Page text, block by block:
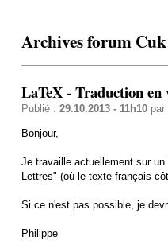
Archives forum
LaTeX - Traduction en
Publié : 29.10.2013 - 11h10par
Bonjour,
Je travaille actuellement sur
Lettres" (où le texte français
Si ce n'est pas possible, je
Philippe